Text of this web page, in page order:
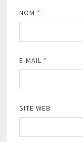
NOM *
E-MAIL *
SITE WEB